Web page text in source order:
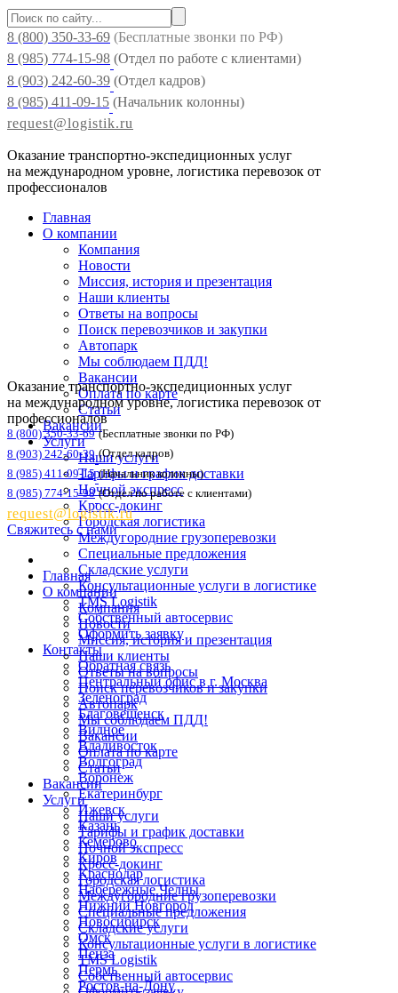
8 (800) 350-33-69 (Бесплатные звонки по РФ)
8 (985) 774-15-98 (Отдел по работе с клиентами)
8 (903) 242-60-39 (Отдел кадров)
8 (985) 411-09-15 (Начальник колонны)
request@logistik.ru
Оказание транспортно-экспедиционных услуг
на международном уровне, логистика перевозок от
профессионалов
Главная
О компании
Компания
Новости
Миссия, история и презентация
Наши клиенты
Ответы на вопросы
Поиск перевозчиков и закупки
Автопарк
Мы соблюдаем ПДД!
Вакансии
Оплата по карте
Статьи
Вакансии
Услуги
Наши услуги
Тарифы и график доставки
Ночной экспресс
Кросс-докинг
Городская логистика
Междугородние грузоперевозки
Специальные предложения
Складские услуги
Консультационные услуги в логистике
TMS Logistik
Собственный автосервис
Оформить заявку
Контакты
Обратная связь
Центральный офис в г. Москва
Зеленоград
Благовещенск
Видное
Владивосток
Волгоград
Воронеж
Екатеринбург
Ижевск
Казань
Кемерово
Киров
Краснодар
Набережные Челны
Нижний Новгород
Новосибирск
Омск
Пенза
Пермь
Ростов-на-Дону
Оказание транспортно-экспедиционных услуг
на международном уровне, логистика перевозок от
профессионалов
8 (800) 350-33-69 (Бесплатные звонки по РФ)
8 (903) 242-60-39 (Отдел кадров)
8 (985) 411-09-15 (Начальник колонны)
8 (985) 774-15-98 (Отдел по работе с клиентами)
request@logistik.ru
Свяжитесь с нами
Главная
О компании
Компания
Новости
Миссия, история и презентация
Наши клиенты
Ответы на вопросы
Поиск перевозчиков и закупки
Автопарк
Мы соблюдаем ПДД!
Вакансии
Оплата по карте
Статьи
Вакансии
Услуги
Наши услуги
Тарифы и график доставки
Ночной экспресс
Кросс-докинг
Городская логистика
Междугородние грузоперевозки
Специальные предложения
Складские услуги
Консультационные услуги в логистике
TMS Logistik
Собственный автосервис